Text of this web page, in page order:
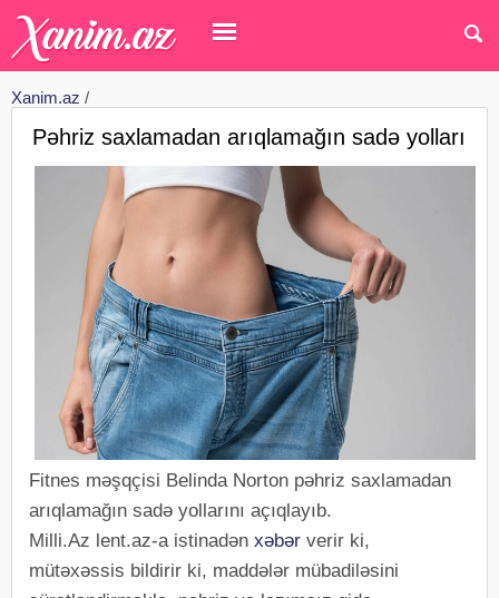
Xanim.az /
Pəhriz saxlamadan arıqlamağın sadə yolları
Fitnes məşqçisi Belinda Norton pəhriz saxlamadan
arıqlamağın sadə yollarını açıqlayıb.
Milli.Az lent.az-a istinadən xəbər verir ki,
mütəxəssis bildirir ki, maddələr mübadiləsini